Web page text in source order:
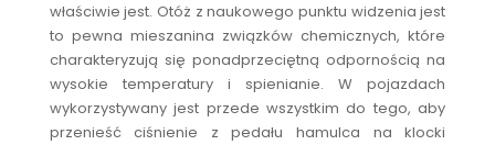
właściwie jest. Otóż z naukowego punktu widzenia jest
to pewna mieszanina związków chemicznych, które
charakteryzują się ponadprzeciętną odpornością na
wysokie temperatury i spienianie. W pojazdach
wykorzystywany jest przede wszystkim do tego, aby
przenieść ciśnienie z pedału hamulca na klocki